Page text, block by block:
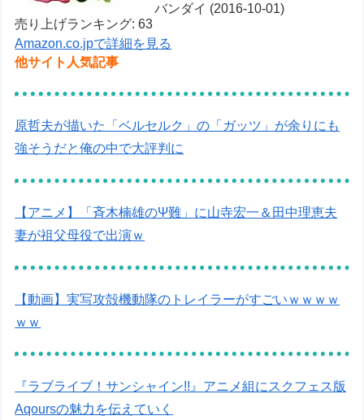
バンダイ (2016-10-01)
売り上げランキング: 63
Amazon.co.jpで詳細を見る
他サイト人気記事
原哲夫が描いた「ベルセルク」の「ガッツ」が余りにも
強そうだと俺の中で大評判に
【アニメ】「斉木楠雄のΨ難」に山寺宏一＆田中理恵夫
妻が祖父母役で出演ｗ
【動画】実写攻殻機動隊のトレイラーがすごいｗｗｗｗ
ｗｗ
『ラブライブ！サンシャイン!!』アニメ組にスクフェス版
Aqoursの魅力を伝えていく